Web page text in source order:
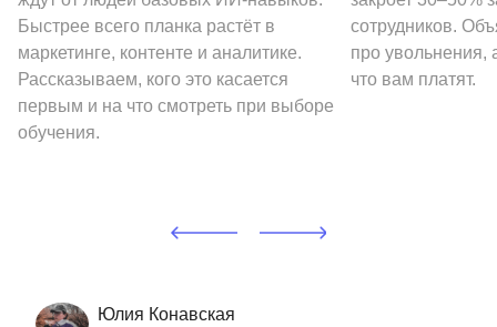
Быстрее всего планка растёт в
маркетинге, контенте и аналитике.
Рассказываем, кого это касается
первым и на что смотреть при выборе
обучения.
сотрудников.
про увольнения,
что вам платят.
Юлия Конавская